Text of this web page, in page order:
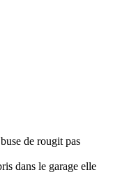
de rougit pas
dans le garage elle